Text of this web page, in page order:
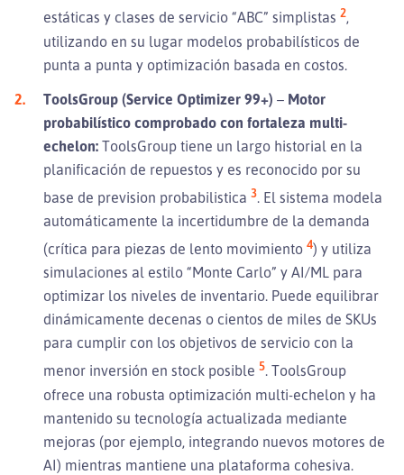
estáticas y clases de servicio “ABC” simplistas 2,
utilizando en su lugar modelos probabilísticos de
punta a punta y optimización basada en costos.
ToolsGroup (Service Optimizer 99+) – Motor
probabilístico comprobado con fortaleza multi-
echelon: ToolsGroup tiene un largo historial en la
planificación de repuestos y es reconocido por su
base de prevision probabilistica 3. El sistema modela
automáticamente la incertidumbre de la demanda
(crítica para piezas de lento movimiento 4) y utiliza
simulaciones al estilo “Monte Carlo” y AI/ML para
optimizar los niveles de inventario. Puede equilibrar
dinámicamente decenas o cientos de miles de SKUs
para cumplir con los objetivos de servicio con la
menor inversión en stock posible 5. ToolsGroup
ofrece una robusta optimización multi-echelon y ha
mantenido su tecnología actualizada mediante
mejoras (por ejemplo, integrando nuevos motores de
AI) mientras mantiene una plataforma cohesiva.